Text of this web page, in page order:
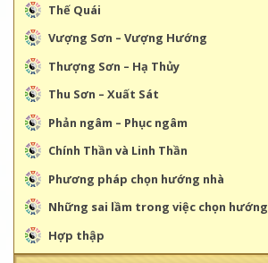
Thế Quái
Vượng Sơn – Vượng Hướng
Thượng Sơn – Hạ Thủy
Thu Sơn – Xuất Sát
Phản ngâm – Phục ngâm
Chính Thần và Linh Thần
Phương pháp chọn hướng nhà
Những sai lầm trong việc chọn hướng
Hợp thập